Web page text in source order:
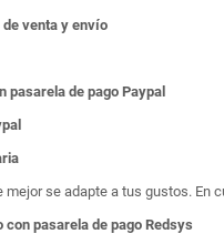
venta y envío
pasarela de pago Paypal
mejor se adapte a tus gustos.
con pasarela de pago Redsys